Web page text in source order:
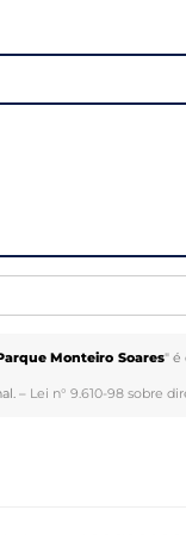
Monteiro Soares" é
– Lei n° 9.610-98 sobre